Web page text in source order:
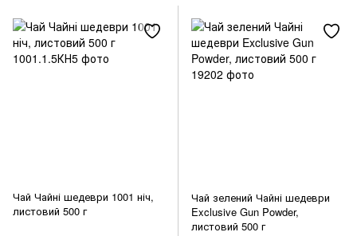
Чай Чайні шедеври 1001 ніч,
листовий 500 г
Чай зелений Чайні шедеври
Exclusive Gun Powder,
листовий 500 г